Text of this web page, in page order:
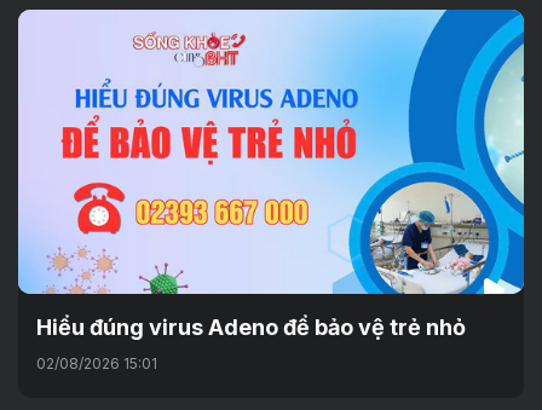
Hiểu đúng virus Adeno để bảo vệ trẻ nhỏ
02/08/2026 15:01